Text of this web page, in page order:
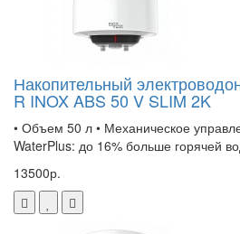
Накопительный
R INOX ABS 50 V SLIM 2K
• Объем 50 л • Механическое
WaterPlus: до 16% больше горячей
13500р.